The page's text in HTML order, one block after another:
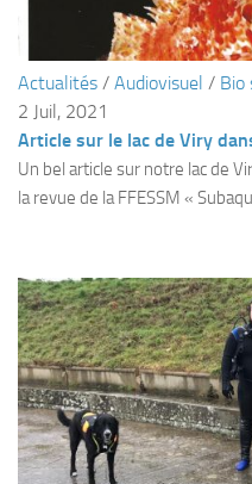
Sorties 2021
Sorties 2020
Sorties 2018
sorties 2017
Sorties 2014
BIO SUB
Environnement et Biologie
Formations
Lac Merveilleux
Actualités / Audiovisuel / Bio
2 Juil, 2021
Article sur le lac de Viry
Un bel article sur notre lac de
la revue de la FFESSM «